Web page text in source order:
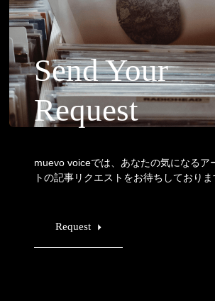
Send Your
Request
muevo voiceでは、あなたの気になるア
トの記事リクエストをお待ちしておりま
Request